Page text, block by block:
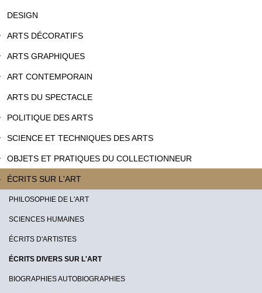
DESIGN
ARTS DÉCORATIFS
ARTS GRAPHIQUES
ART CONTEMPORAIN
ARTS DU SPECTACLE
POLITIQUE DES ARTS
SCIENCE ET TECHNIQUES DES ARTS
OBJETS ET PRATIQUES DU COLLECTIONNEUR
ÉCRITS SUR L'ART
PHILOSOPHIE DE L'ART
SCIENCES HUMAINES
ÉCRITS D'ARTISTES
ÉCRITS DIVERS SUR L'ART
BIOGRAPHIES AUTOBIOGRAPHIES